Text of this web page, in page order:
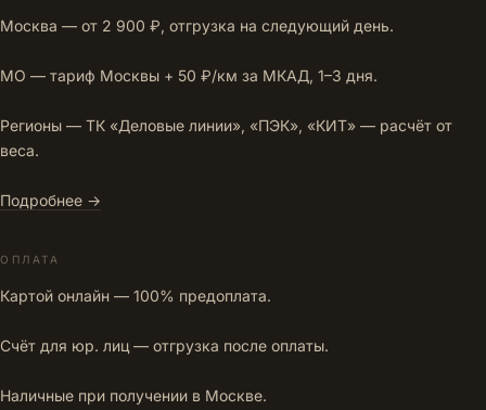
Москва — от 2 900 ₽, отгрузка на следующий день.
МО — тариф Москвы + 50 ₽/км за МКАД, 1–3 дня.
Регионы — ТК «Деловые линии», «ПЭК», «КИТ» — расчёт от
веса.
Подробнее →
ОПЛАТА
Картой онлайн — 100% предоплата.
Счёт для юр. лиц — отгрузка после оплаты.
Наличные при получении в Москве.